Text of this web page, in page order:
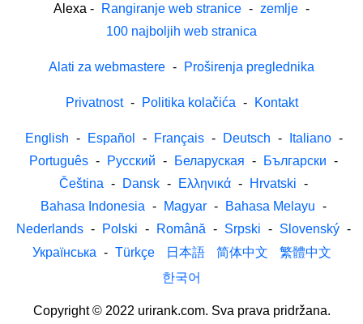
Alexa - Rangiranje web stranice - zemlje -
100 najboljih web stranica
Alati za webmastere - Proširenja preglednika
Privatnost - Politika kolačića - Kontakt
English - Español - Français - Deutsch - Italiano -
Português - Русский - Беларуская - Български -
Čeština - Dansk - Ελληνικά - Hrvatski -
Bahasa Indonesia - Magyar - Bahasa Melayu -
Nederlands - Polski - Română - Srpski - Slovenský -
Українська - Türkçe 日本語 简体中文
繁體中文
한국어
Copyright © 2022 urirank.com. Sva prava pridržana.